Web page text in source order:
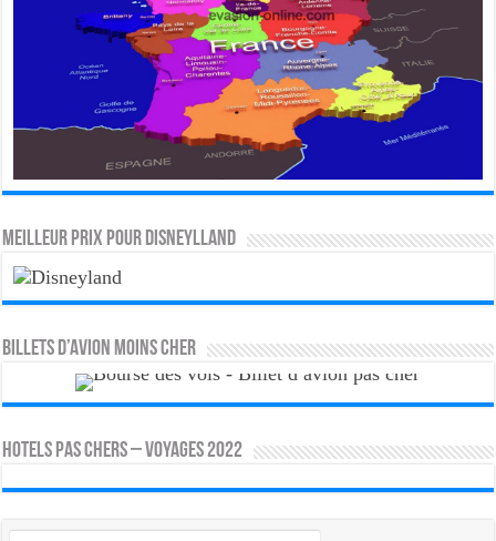
MEILLEUR PRIX POUR DISNEYLLAND
Billets d’avion moins cher
HOTELS PAS CHERS – VOYAGES 2022